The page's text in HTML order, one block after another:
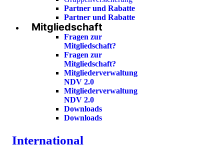
Partner und Rabatte
Partner und Rabatte
Mitgliedschaft
Fragen zur
Mitgliedschaft?
Fragen zur
Mitgliedschaft?
Mitgliederverwaltung
NDV 2.0
Mitgliederverwaltung
NDV 2.0
Downloads
Downloads
International